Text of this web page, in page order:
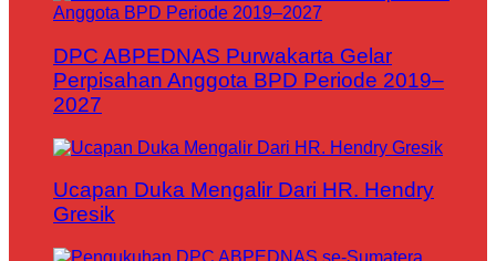
DPC ABPEDNAS Purwakarta Gelar
Perpisahan Anggota BPD Periode 2019–
2027
Ucapan Duka Mengalir Dari HR. Hendry
Gresik